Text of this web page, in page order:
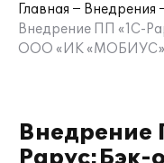
Главная
Внедрения
Внедрение ПП «1С-
ООО «ИК «МОБИУС»
Внедрение